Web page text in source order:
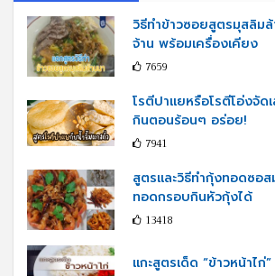
วิธีทำข้าวซอยสูตรมุสลิม
จ้าน พร้อมเครื่องเคียง
7659
โรตีปาแยหรือโรตีโอ่งจั
กินตอนร้อนๆ อร่อย!
7941
สูตรและวิธีทำกุ้งทอดซอส
ทอดกรอบกินหัวกุ้งได้
13418
แกะสูตรเด็ด “ข้าวหน้าไก่”